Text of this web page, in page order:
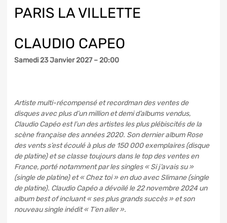
PARIS LA VILLETTE
CLAUDIO CAPEO
Samedi 23 Janvier 2027 – 20:00
Artiste multi-récompensé et recordman des ventes de
disques avec plus d’un million et demi d’albums vendus,
Claudio Capéo est l’un des artistes les plus plébiscités de la
scène française des années 2020. Son dernier album Rose
des vents s’est écoulé à plus de 150 000 exemplaires (disque
de platine) et se classe toujours dans le top des ventes en
France, porté notamment par les singles « Si j’avais su »
(single de platine) et « Chez toi » en duo avec Slimane (single
de platine). Claudio Capéo a dévoilé le 22 novembre 2024 un
album best of incluant « ses plus grands succès » et son
nouveau single inédit « T’en aller ».